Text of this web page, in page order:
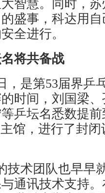
智慧。同时，
盛事，科达用
全进行。
将共备战
是第53届界乒
时间，刘国梁
乒坛名悉数提
馆，进行了封
术团队也早早
通讯技术支持